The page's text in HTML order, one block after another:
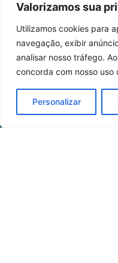
Valorizamos sua
Utilizamos cookies para
navegação, exibir
analisar nosso tráfego.
concorda com nosso uso
Personalizar